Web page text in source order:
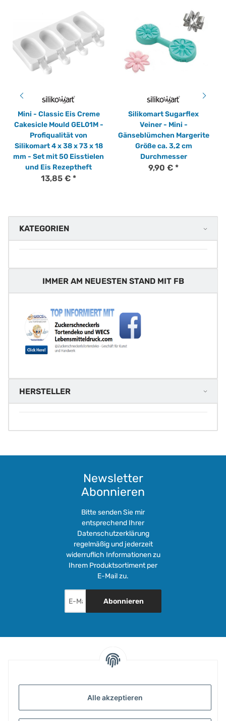
Alle akzeptieren
Mini - Classic Eis Creme
Cakesicle Mould GEL01M -
Profiqualität von
Silikomart 4 x 38 x 73 x 18
mm - Set mit 50 Eisstielen
und Eis Rezeptheft
13,85 € *
Silikomart Sugarflex
Veiner - Mini -
Gänseblümchen Margerite
Größe ca. 3,2 cm
Durchmesser
9,90 € *
KATEGORIEN
IMMER AM NEUESTEN STAND MIT FB
HERSTELLER
Newsletter
Abonnieren
Bitte senden Sie mir
entsprechend Ihrer
Datenschutzerklärung
regelmäßig und jederzeit
widerruflich Informationen zu
Ihrem Produktsortiment per
E-Mail zu.
Abonnieren
GESETZLICHE INFORMATIONEN